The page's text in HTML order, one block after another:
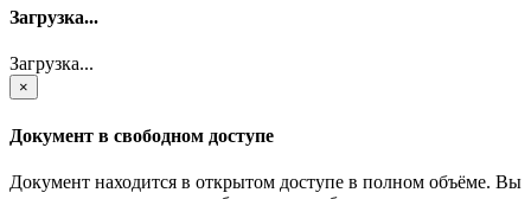
Загрузка...
Загрузка...
×
Документ в свободном доступе
Документ находится в открытом доступе в полном объёме. Вы